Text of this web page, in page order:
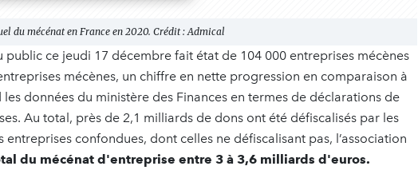
du mécénat en France en 2020. Crédit : Admical
ce jeudi 17 décembre fait état de 104 000 entreprises mécènes
mécènes, un chiffre en nette progression en comparaison à
les données du ministère des Finances en termes de déclarations de
Au total, près de 2,1 milliards de dons ont été défiscalisés par les
entreprises confondues, dont celles ne défiscalisant pas, l’association
du mécénat d'entreprise entre 3 à 3,6 milliards d'euros.